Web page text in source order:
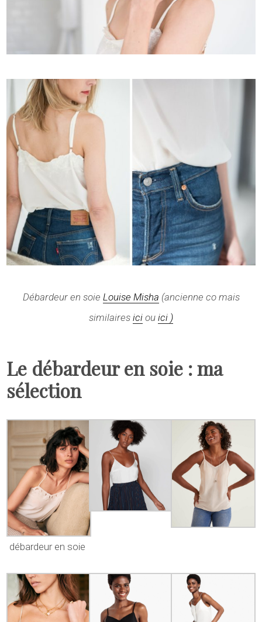
Débardeur en soie Louise Misha (ancienne co mais
similaires ici ou ici )
Le débardeur en soie : ma
sélection
débardeur en soie